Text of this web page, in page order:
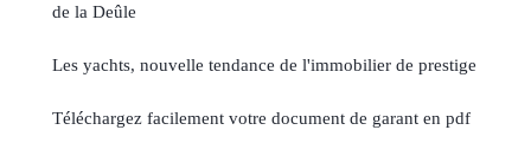
de la Deûle
Les yachts, nouvelle tendance de l'immobilier de prestige
Téléchargez facilement votre document de garant en pdf